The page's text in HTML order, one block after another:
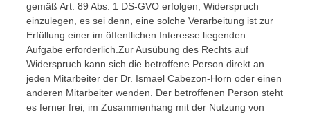
gemäß Art. 89 Abs. 1 DS-GVO erfolgen, Widerspruch
einzulegen, es sei denn, eine solche Verarbeitung ist zur
Erfüllung einer im öffentlichen Interesse liegenden
Aufgabe erforderlich.Zur Ausübung des Rechts auf
Widerspruch kann sich die betroffene Person direkt an
jeden Mitarbeiter der Dr. Ismael Cabezon-Horn oder einen
anderen Mitarbeiter wenden. Der betroffenen Person steht
es ferner frei, im Zusammenhang mit der Nutzung von